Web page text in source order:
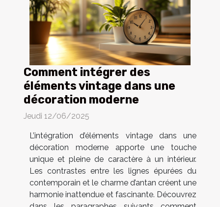
Comment intégrer des
éléments vintage dans une
décoration moderne
Jeudi 12/06/2025
L’intégration d’éléments vintage dans une
décoration moderne apporte une touche
unique et pleine de caractère à un intérieur.
Les contrastes entre les lignes épurées du
contemporain et le charme d’antan créent une
harmonie inattendue et fascinante. Découvrez